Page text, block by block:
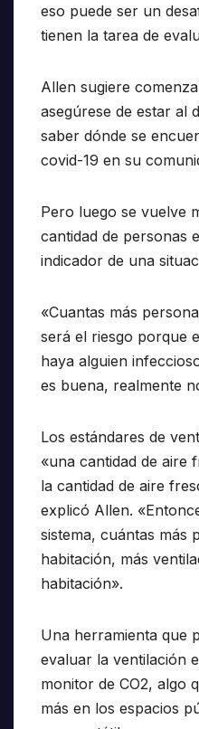
eso puede ser un
tienen la tarea de
Allen sugiere
asegúrese de estar al
saber dónde se
covid-19 en su
Pero luego se vuelve
cantidad de personas
indicador de una
«Cuantas más
será el riesgo porque
haya alguien
es buena, realmente
Los estándares de
«una cantidad de aire
la cantidad de aire
explicó Allen.
sistema, cuántas más
habitación, más
habitación».
Una herramienta que
evaluar la ventilación
monitor de CO2, algo
más en los espacios